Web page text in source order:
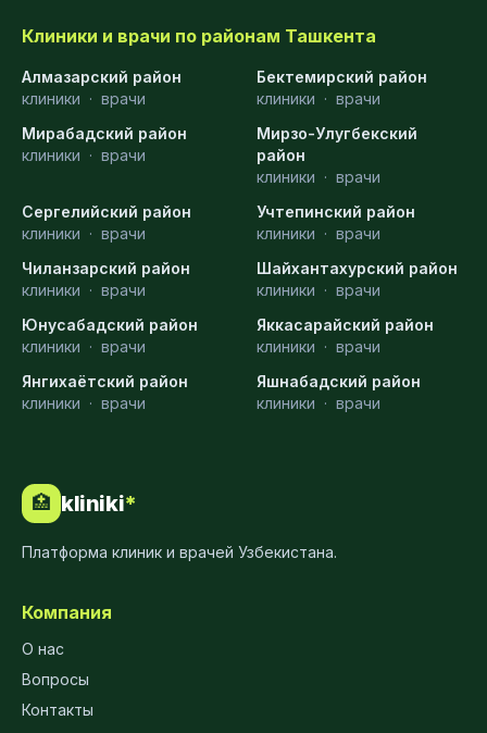
Клиники и врачи по районам Ташкента
Алмазарский район
клиники · врачи
Бектемирский район
клиники · врачи
Мирабадский район
клиники · врачи
Мирзо-Улугбекский
район
клиники · врачи
Сергелийский район
клиники · врачи
Учтепинский район
клиники · врачи
Чиланзарский район
клиники · врачи
Шайхантахурский район
клиники · врачи
Юнусабадский район
клиники · врачи
Яккасарайский район
клиники · врачи
Янгихаётский район
клиники · врачи
Яшнабадский район
клиники · врачи
🏥 kliniki*
Платформа клиник и врачей Узбекистана.
Компания
О нас
Вопросы
Контакты